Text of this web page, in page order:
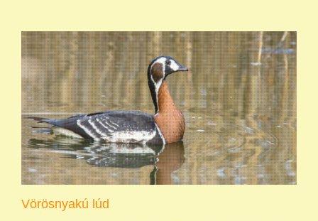
Vörösnyakú lúd